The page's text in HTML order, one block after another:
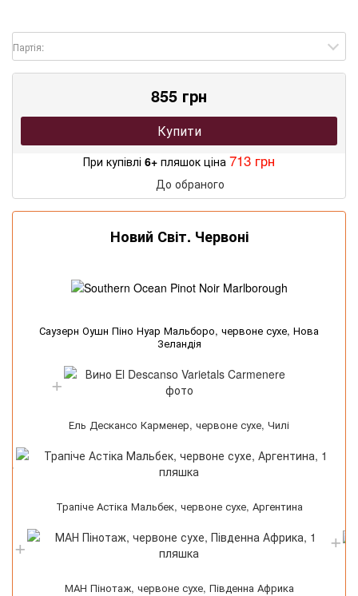
Партія:
855 грн
Купити
При купівлі 6+ пляшок ціна 713 грн
До обраного
Новий Світ. Червоні
Саузерн Оушн Піно Нуар Мальборо, червоне сухе, Нова
Зеландія
Ель Дескансо Карменер, червоне сухе, Чилі
Трапіче Астіка Мальбек, червоне сухе, Аргентина
МАН Пінотаж, червоне сухе, Південна Африка